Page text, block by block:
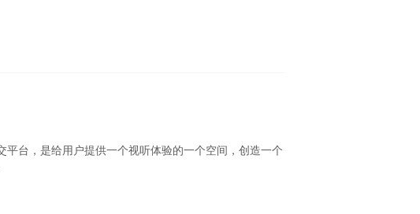
台，是给用户提供一个视听体验的一个空间，创造一个